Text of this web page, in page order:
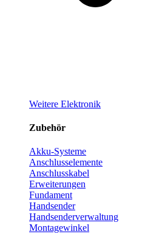
Weitere Elektronik
Zubehör
Akku-Systeme
Anschlusselemente
Anschlusskabel
Erweiterungen
Fundament
Handsender
Handsenderverwaltung
Montagewinkel